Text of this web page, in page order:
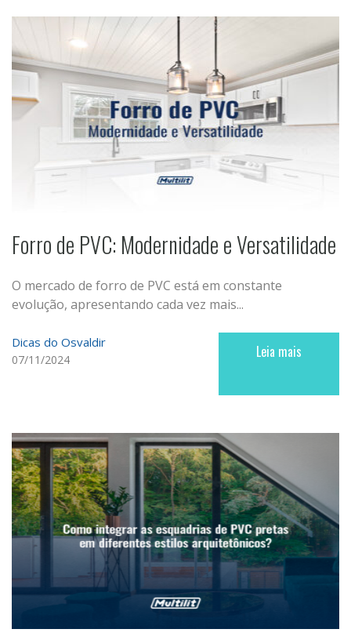
Forro de PVC: Modernidade e Versatilidade
O mercado de forro de PVC está em constante
evolução, apresentando cada vez mais...
Dicas do Osvaldir
07/11/2024 Leia mais